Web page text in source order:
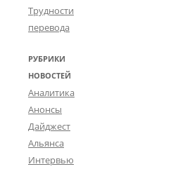
Трудности
перевода
РУБРИКИ
НОВОСТЕЙ
Аналитика
Анонсы
Дайджест
Альянса
Интервью